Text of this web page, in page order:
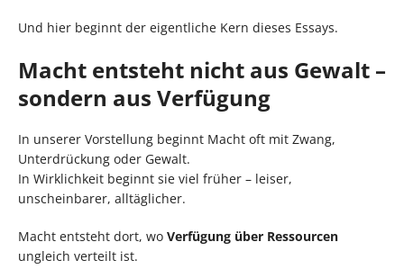
Und hier beginnt der eigentliche Kern dieses Essays.
Macht entsteht nicht aus Gewalt –
sondern aus Verfügung
In unserer Vorstellung beginnt Macht oft mit Zwang,
Unterdrückung oder Gewalt.
In Wirklichkeit beginnt sie viel früher – leiser,
unscheinbarer, alltäglicher.
Macht entsteht dort, wo Verfügung über Ressourcen
ungleich verteilt ist.